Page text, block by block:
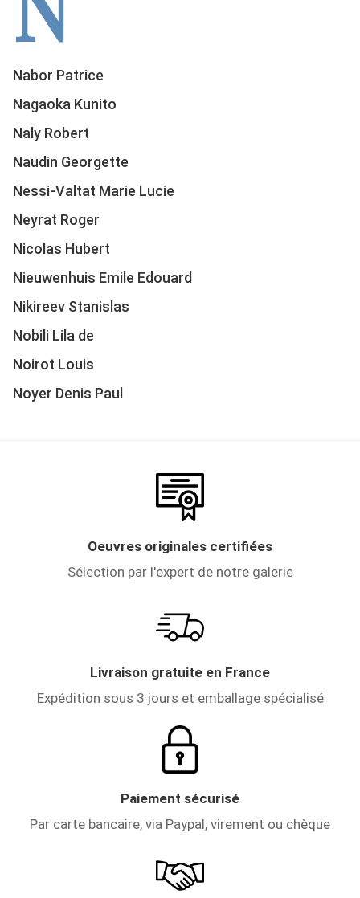
Nabor Patrice
Nagaoka Kunito
Naly Robert
Naudin Georgette
Nessi-Valtat Marie Lucie
Neyrat Roger
Nicolas Hubert
Nieuwenhuis Emile Edouard
Nikireev Stanislas
Nobili Lila de
Noirot Louis
Noyer Denis Paul
Oeuvres originales certifiées
Sélection par l'expert de notre galerie
Livraison gratuite en France
Expédition sous 3 jours et emballage spécialisé
Paiement sécurisé
Par carte bancaire, via Paypal, virement ou chèque